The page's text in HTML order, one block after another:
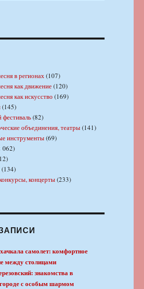
в регионах(107)
как движение(120)
как искусство (169)
(145)
(82)
объединения, театры(141)
инструменты(69)
062)
(134)
концерты(233)
самолет: комфортное
между столицами
знакомства в
с особым шармом